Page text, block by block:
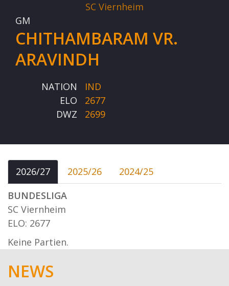
SC Viernheim
GM
CHITHAMBARAM VR.
ARAVINDH
NATION
IND
ELO
2677
DWZ
2699
2026/27 2025/26
2024/25
BUNDESLIGA
SC Viernheim
ELO: 2677
Keine Partien.
NEWS